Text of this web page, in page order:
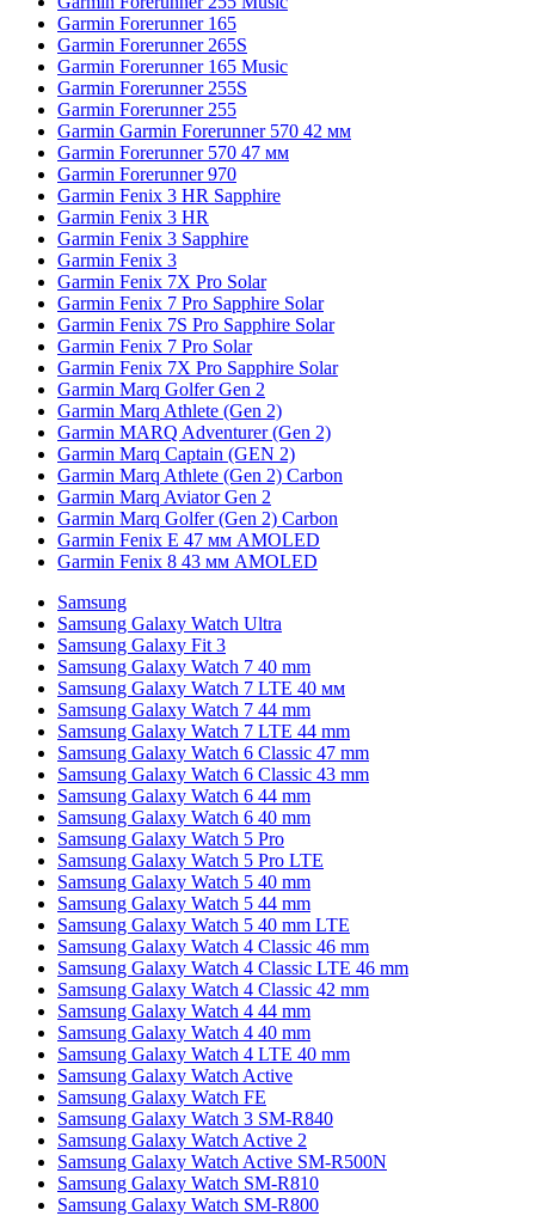
Garmin Forerunner 165
Garmin Forerunner 265S
Garmin Forerunner 165 Music
Garmin Forerunner 255S
Garmin Forerunner 255
Garmin Garmin Forerunner 570 42 мм
Garmin Forerunner 570 47 мм
Garmin Forerunner 970
Garmin Fenix 3 HR Sapphire
Garmin Fenix 3 HR
Garmin Fenix 3 Sapphire
Garmin Fenix 3
Garmin Fenix 7X Pro Solar
Garmin Fenix 7 Pro Sapphire Solar
Garmin Fenix 7S Pro Sapphire Solar
Garmin Fenix 7 Pro Solar
Garmin Fenix 7X Pro Sapphire Solar
Garmin Marq Golfer Gen 2
Garmin Marq Athlete (Gen 2)
Garmin MARQ Adventurer (Gen 2)
Garmin Marq Captain (GEN 2)
Garmin Marq Athlete (Gen 2) Carbon
Garmin Marq Aviator Gen 2
Garmin Marq Golfer (Gen 2) Carbon
Garmin Fenix E 47 мм AMOLED
Garmin Fenix 8 43 мм AMOLED
Samsung
Samsung Galaxy Watch Ultra
Samsung Galaxy Fit 3
Samsung Galaxy Watch 7 40 mm
Samsung Galaxy Watch 7 LTE 40 мм
Samsung Galaxy Watch 7 44 mm
Samsung Galaxy Watch 7 LTE 44 mm
Samsung Galaxy Watch 6 Classic 47 mm
Samsung Galaxy Watch 6 Classic 43 mm
Samsung Galaxy Watch 6 44 mm
Samsung Galaxy Watch 6 40 mm
Samsung Galaxy Watch 5 Pro
Samsung Galaxy Watch 5 Pro LTE
Samsung Galaxy Watch 5 40 mm
Samsung Galaxy Watch 5 44 mm
Samsung Galaxy Watch 5 40 mm LTE
Samsung Galaxy Watch 4 Classic 46 mm
Samsung Galaxy Watch 4 Classic LTE 46 mm
Samsung Galaxy Watch 4 Classic 42 mm
Samsung Galaxy Watch 4 44 mm
Samsung Galaxy Watch 4 40 mm
Samsung Galaxy Watch 4 LTE 40 mm
Samsung Galaxy Watch Active
Samsung Galaxy Watch FE
Samsung Galaxy Watch 3 SM-R840
Samsung Galaxy Watch Active 2
Samsung Galaxy Watch Active SM-R500N
Samsung Galaxy Watch SM-R810
Samsung Galaxy Watch SM-R800